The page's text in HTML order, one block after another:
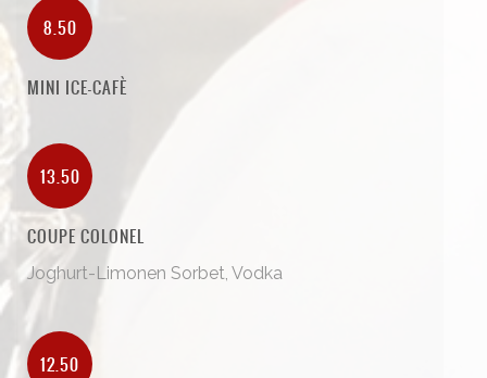
8.50
MINI ICE-CAFÈ
13.50
COUPE COLONEL
Joghurt-Limonen Sorbet, Vodka
12.50